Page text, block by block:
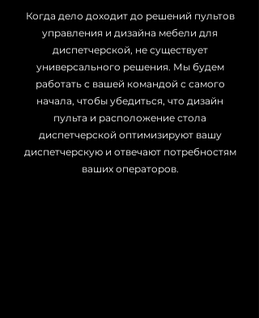
Когда дело доходит до решений пультов
управления и дизайна мебели для
диспетчерской, не существует
универсального решения. Мы будем
работать с вашей командой с самого
начала, чтобы убедиться, что дизайн
пульта и расположение стола
диспетчерской оптимизируют вашу
диспетчерскую и отвечают потребностям
ваших операторов.